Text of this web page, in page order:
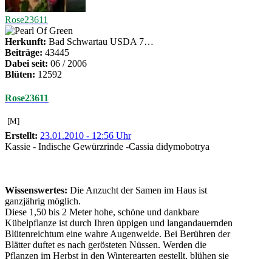
Rose23611
Herkunft: Bad Schwartau USDA 7…
Beiträge: 43445
Dabei seit: 06 / 2006
Blüten: 12592
Rose23611
[M]
Erstellt: 23.01.2010 - 12:56 Uhr
Kassie - Indische Gewürzrinde -Cassia didymobotrya
Wissenswertes: Die Anzucht der Samen im Haus ist
ganzjährig möglich.
Diese 1,50 bis 2 Meter hohe, schöne und dankbare
Kübelpflanze ist durch Ihren üppigen und langandauernden
Blütenreichtum eine wahre Augenweide. Bei Berühren der
Blätter duftet es nach gerösteten Nüssen. Werden die
Pflanzen im Herbst in den Wintergarten gestellt, blühen sie